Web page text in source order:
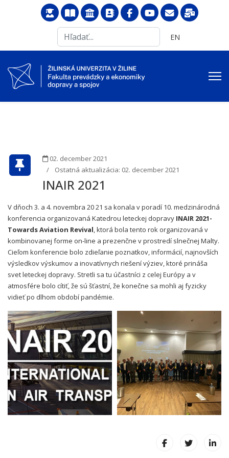
...
Vyberte váš jazyk
EN
02. december 2021
Ostatná aktualizácia: 02. december 2021
INAIR 2021
V dňoch 3. a 4. novembra 20 21 sa konala v poradí 10. medzinárodná
konferencia organizovaná Katedrou leteckej dopravy INAIR 2021-
Towards Aviation Revival, ktorá bola tento rok organizovaná v
kombinovanej forme on-line a prezenčne v prostredí slnečnej Malty.
Cieľom konferencie bolo zdieľanie poznatkov, informácií, najnovších
výsledkov výskumov a inovatívnych riešení výziev, ktoré prináša
svet leteckej dopravy. Stretli sa tu účastníci z celej Európy a v
atmosfére bolo cítiť, že sú šťastní, že konečne sa mohli aj fyzicky
vidieť po dlhom období pandémie.